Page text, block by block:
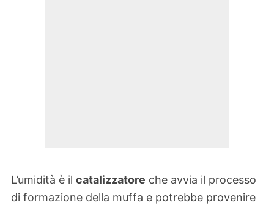
L’umidità è il catalizzatore che avvia il processo
di formazione della muffa e potrebbe provenire